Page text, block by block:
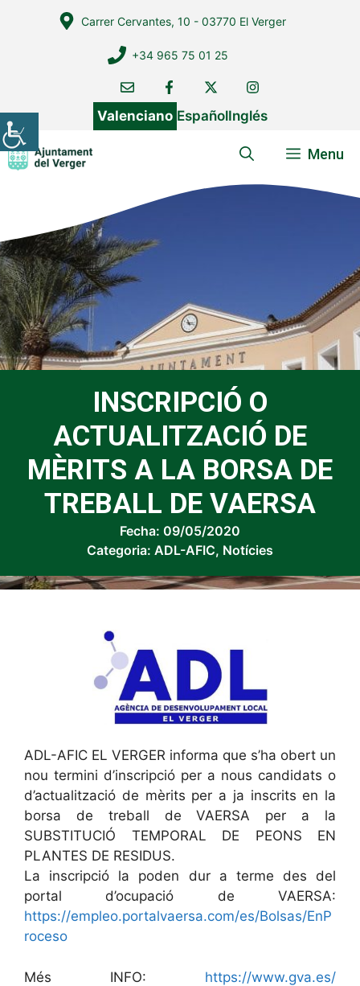
Carrer Cervantes, 10 - 03770 El Verger
+34 965 75 01 25
Valenciano EspañolInglés
Menu
INSCRIPCIÓ O
ACTUALITZACIÓ DE
MÈRITS A LA BORSA DE
TREBALL DE VAERSA
Fecha: 09/05/2020
Categoria: ADL-AFIC, Notícies
ADL-AFIC EL VERGER informa que s’ha obert un
nou termini d’inscripció​ per a nous candidats o
d’actualització de mèrits per a ja inscrits en la
borsa de treball de VAERSA per a la
SUBSTITUCIÓ TEMPORAL DE PEONS EN
PLANTES DE RESIDUS.
La inscripció la poden dur a terme des del
portal d’ocupació de VAERSA:
https://empleo.portalvaersa.com/es/Bolsas/EnP
roceso
Més INFO: https://www.gva.es/